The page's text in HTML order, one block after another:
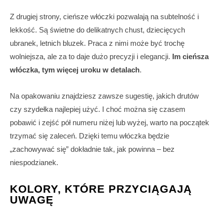
Z drugiej strony, cieńsze włóczki pozwalają na subtelność i
lekkość. Są świetne do delikatnych chust, dziecięcych
ubranek, letnich bluzek. Praca z nimi może być trochę
wolniejsza, ale za to daje dużo precyzji i elegancji. Im cieńsza
włóczka, tym więcej uroku w detalach.
Na opakowaniu znajdziesz zawsze sugestię, jakich drutów
czy szydełka najlepiej użyć. I choć można się czasem
pobawić i zejść pół numeru niżej lub wyżej, warto na początek
trzymać się zaleceń. Dzięki temu włóczka będzie
„zachowywać się” dokładnie tak, jak powinna – bez
niespodzianek.
KOLORY, KTÓRE PRZYCIĄGAJĄ
UWAGĘ